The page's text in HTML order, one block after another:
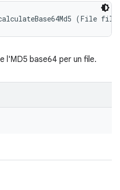
(File
l'MD5 base64 per un file.